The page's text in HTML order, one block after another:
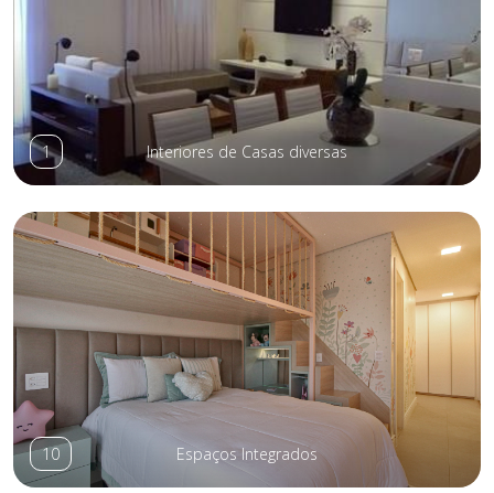
1 Interiores de Casas diversas
10 Espaços Integrados